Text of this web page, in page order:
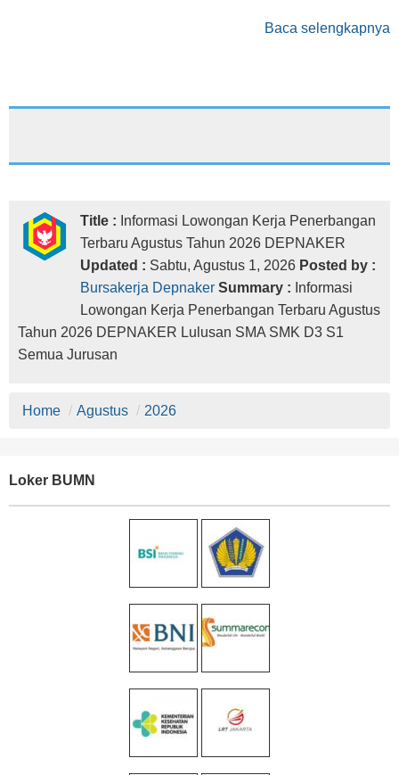
Baca selengkapnya
Title : Informasi Lowongan Kerja Penerbangan
Terbaru Agustus Tahun 2026 DEPNAKER
Updated : Sabtu, Agustus 1, 2026 Posted by :
Bursakerja Depnaker Summary : Informasi
Lowongan Kerja Penerbangan Terbaru Agustus
Tahun 2026 DEPNAKER Lulusan SMA SMK D3 S1
Semua Jurusan
Home / Agustus / 2026
Loker BUMN